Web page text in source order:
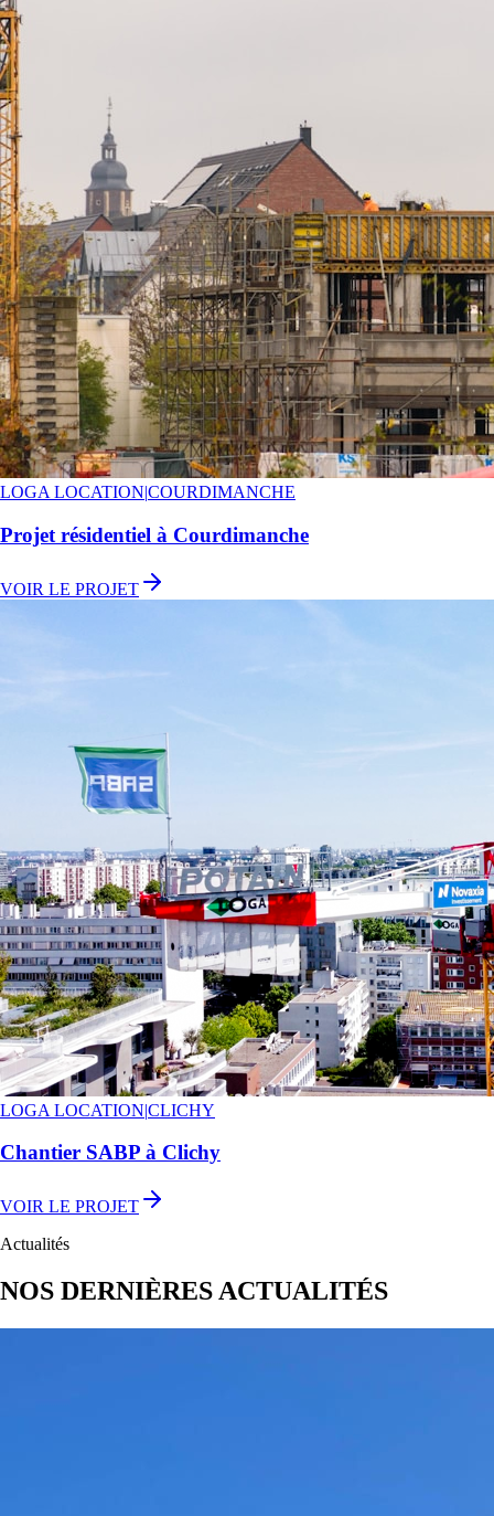
LOGA LOCATION|COURDIMANCHE
Projet résidentiel à Courdimanche
VOIR LE PROJET
LOGA LOCATION|CLICHY
Chantier SABP à Clichy
VOIR LE PROJET
Actualités
NOS DERNIÈRES ACTUALITÉS